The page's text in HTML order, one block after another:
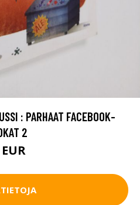
: PARHAAT FACEBOOK-
2